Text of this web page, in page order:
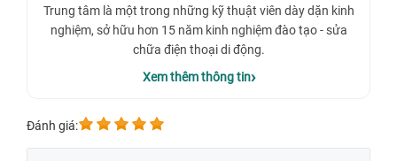
Trung tâm là một trong những kỹ thuật viên dày dặn kinh
nghiệm, sở hữu hơn 15 năm kinh nghiệm đào tạo - sửa
chữa điện thoại di động.
Xem thêm thông tin
Đánh giá: